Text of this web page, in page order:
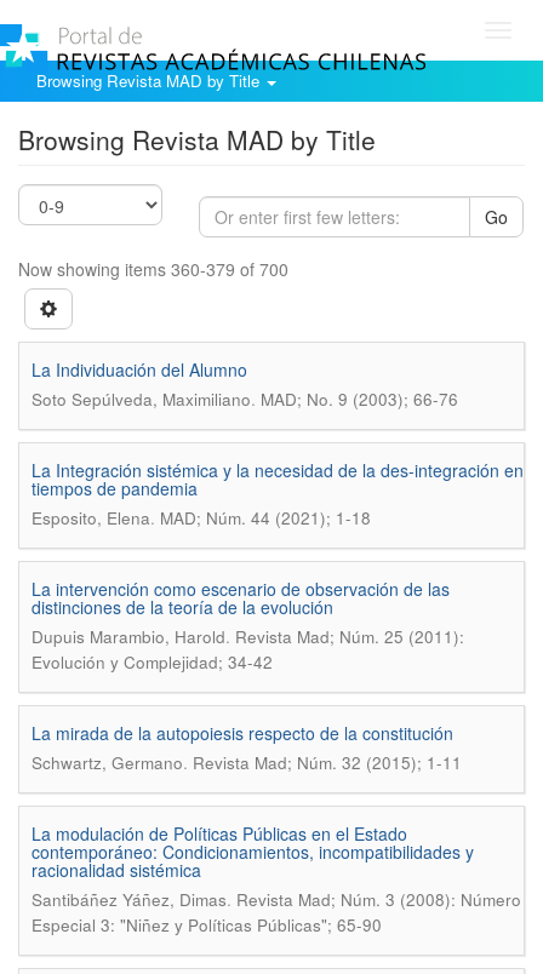
Browsing Revista MAD by Title
Browsing Revista MAD by Title
Go
Now showing items 360-379 of 700
La Individuación del Alumno
Soto Sepúlveda, Maximiliano. MAD; No. 9 (2003); 66-76
La Integración sistémica y la necesidad de la des-integración en
tiempos de pandemia
Esposito, Elena. MAD; Núm. 44 (2021); 1-18
La intervención como escenario de observación de las
distinciones de la teoría de la evolución
Dupuis Marambio, Harold. Revista Mad; Núm. 25 (2011):
Evolución y Complejidad; 34-42
La mirada de la autopoiesis respecto de la constitución
Schwartz, Germano. Revista Mad; Núm. 32 (2015); 1-11
La modulación de Políticas Públicas en el Estado
contemporáneo: Condicionamientos, incompatibilidades y
racionalidad sistémica
Santibáñez Yáñez, Dimas. Revista Mad; Núm. 3 (2008): Número
Especial 3: "Niñez y Políticas Públicas"; 65-90